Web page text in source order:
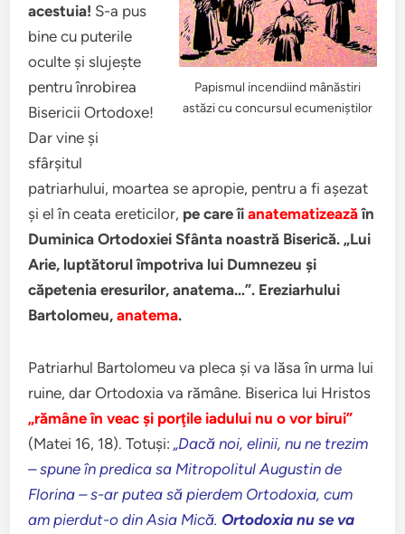
Papismul incendiind mânăstiri
astăzi cu concursul ecumeniştilor
acestuia! S-a pus
bine cu puterile
oculte şi slujeşte
pentru înrobirea
Bisericii Ortodoxe!
Dar vine şi
sfârşitul
patriarhului, moartea se apropie, pentru a fi aşezat
şi el în ceata ereticilor, pe care îianatematizeazăîn
Duminica Ortodoxiei Sfânta noastră Biserică. „Lui
Arie, luptătorul împotriva lui Dumnezeu şi
căpetenia eresurilor, anatema…”. Ereziarhului
Bartolomeu,anatema.
Patriarhul Bartolomeu va pleca şi va lăsa în urma lui
ruine, dar Ortodoxia va rămâne. Biserica lui Hristos
„rămâne în veac şi porţile iadului nu o vor birui”
(Matei 16, 18). Totuşi:„Dacă noi, elinii, nu ne trezim
– spune în predica sa Mitropolitul Augustin de
Florina – s-ar putea să pierdem Ortodoxia, cum
am pierdut-o din Asia Mică.Ortodoxia nu se va